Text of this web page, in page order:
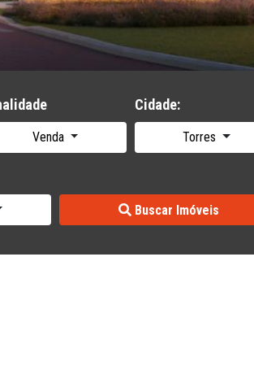
detalhes
Venda
Cidade:
Torres
Buscar Imóveis